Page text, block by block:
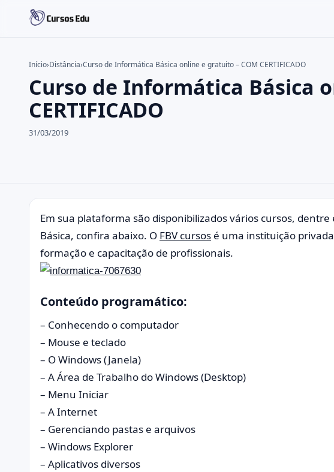
Buscar no site
Buscar por:
Pressione Enter para buscar ou ESC para fechar.
Início›Distância›Curso de Informática Básica online e gratuito – COM CERTIFICADO
Curso de Informática Básica
CERTIFICADO
31/03/2019
Em sua plataforma são disponibilizados vários cursos,
Básica, confira abaixo. O FBV cursos é uma instituição
formação e capacitação de profissionais.
Conteúdo programático:
– Conhecendo o computador
– Mouse e teclado
– O Windows (Janela)
– A Área de Trabalho do Windows (Desktop)
– Menu Iniciar
– A Internet
– Gerenciando pastas e arquivos
– Windows Explorer
– Aplicativos diversos